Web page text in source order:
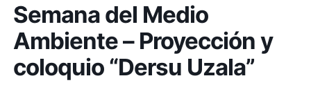
Semana del Medio
Ambiente – Proyección y
coloquio “Dersu Uzala”